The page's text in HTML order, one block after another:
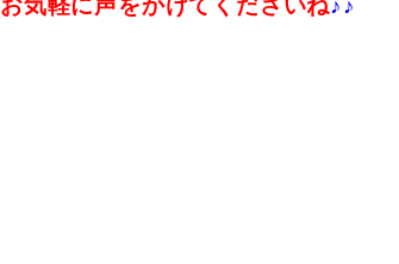
お気軽に声をかけてくださいね♪♪